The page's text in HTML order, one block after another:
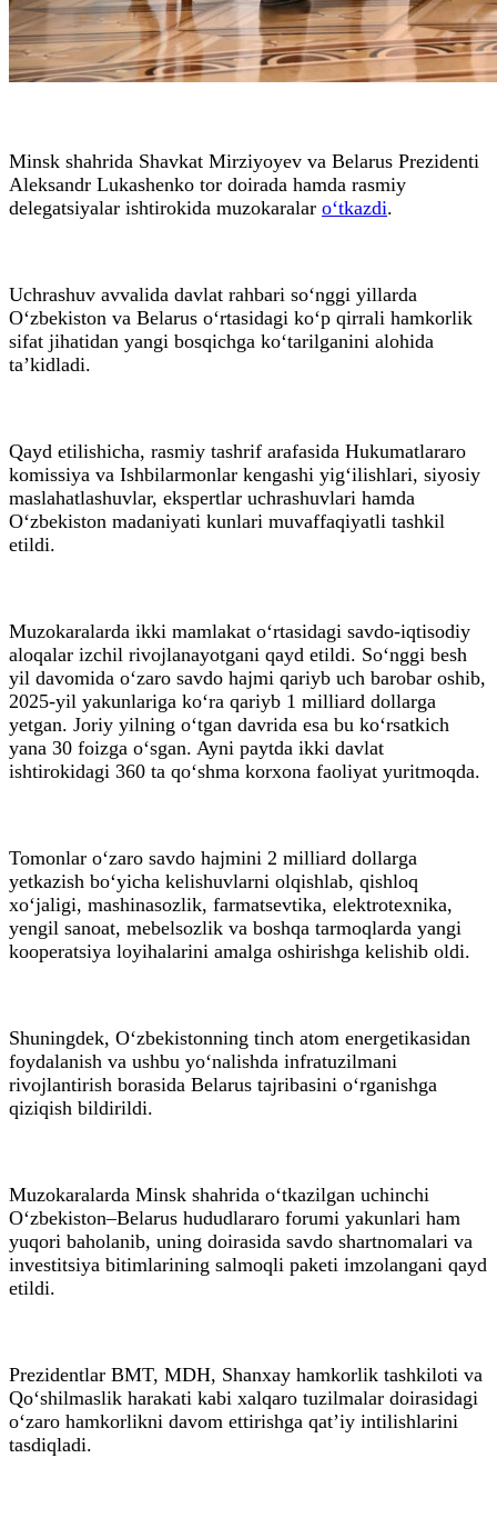
Minsk shahrida Shavkat Mirziyoyev va Belarus Prezidenti
Aleksandr Lukashenko tor doirada hamda rasmiy
delegatsiyalar ishtirokida muzokaralar o‘tkazdi.
Uchrashuv avvalida davlat rahbari so‘nggi yillarda
O‘zbekiston va Belarus o‘rtasidagi ko‘p qirrali hamkorlik
sifat jihatidan yangi bosqichga ko‘tarilganini alohida
ta’kidladi.
Qayd etilishicha, rasmiy tashrif arafasida Hukumatlararo
komissiya va Ishbilarmonlar kengashi yig‘ilishlari, siyosiy
maslahatlashuvlar, ekspertlar uchrashuvlari hamda
O‘zbekiston madaniyati kunlari muvaffaqiyatli tashkil
etildi.
Muzokaralarda ikki mamlakat o‘rtasidagi savdo-iqtisodiy
aloqalar izchil rivojlanayotgani qayd etildi. So‘nggi besh
yil davomida o‘zaro savdo hajmi qariyb uch barobar oshib,
2025-yil yakunlariga ko‘ra qariyb 1 milliard dollarga
yetgan. Joriy yilning o‘tgan davrida esa bu ko‘rsatkich
yana 30 foizga o‘sgan. Ayni paytda ikki davlat
ishtirokidagi 360 ta qo‘shma korxona faoliyat yuritmoqda.
Tomonlar o‘zaro savdo hajmini 2 milliard dollarga
yetkazish bo‘yicha kelishuvlarni olqishlab, qishloq
xo‘jaligi, mashinasozlik, farmatsevtika, elektrotexnika,
yengil sanoat, mebelsozlik va boshqa tarmoqlarda yangi
kooperatsiya loyihalarini amalga oshirishga kelishib oldi.
Shuningdek, O‘zbekistonning tinch atom energetikasidan
foydalanish va ushbu yo‘nalishda infratuzilmani
rivojlantirish borasida Belarus tajribasini o‘rganishga
qiziqish bildirildi.
Muzokaralarda Minsk shahrida o‘tkazilgan uchinchi
O‘zbekiston–Belarus hududlararo forumi yakunlari ham
yuqori baholanib, uning doirasida savdo shartnomalari va
investitsiya bitimlarining salmoqli paketi imzolangani qayd
etildi.
Prezidentlar BMT, MDH, Shanxay hamkorlik tashkiloti va
Qo‘shilmaslik harakati kabi xalqaro tuzilmalar doirasidagi
o‘zaro hamkorlikni davom ettirishga qatʼiy intilishlarini
tasdiqladi.